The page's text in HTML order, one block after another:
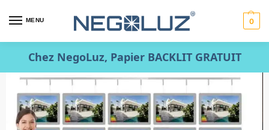
MENU 0
Chez NegoLuz, Papier BACKLIT GRATUIT